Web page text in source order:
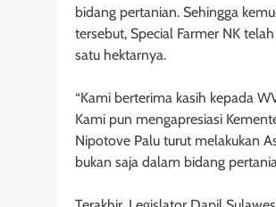
bidang pertanian. Sehingga
tersebut, Special Farmer NK
satu hektarnya.
“Kami berterima kasih kepada
Kami pun mengapresiasi
Nipotove Palu turut melakukan
bukan saja dalam bidang